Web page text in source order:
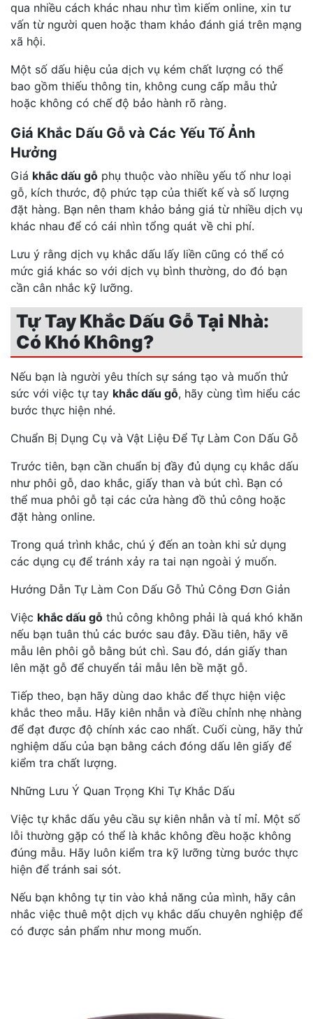
qua nhiều cách khác nhau như tìm kiếm online, xin tư
vấn từ người quen hoặc tham khảo đánh giá trên mạng
xã hội.
Một số dấu hiệu của dịch vụ kém chất lượng có thể
bao gồm thiếu thông tin, không cung cấp mẫu thử
hoặc không có chế độ bảo hành rõ ràng.
Giá Khắc Dấu Gỗ và Các Yếu Tố Ảnh
Hưởng
Giá khắc dấu gỗ phụ thuộc vào nhiều yếu tố như loại
gỗ, kích thước, độ phức tạp của thiết kế và số lượng
đặt hàng. Bạn nên tham khảo bảng giá từ nhiều dịch vụ
khác nhau để có cái nhìn tổng quát về chi phí.
Lưu ý rằng dịch vụ khắc dấu lấy liền cũng có thể có
mức giá khác so với dịch vụ bình thường, do đó bạn
cần cân nhắc kỹ lưỡng.
Tự Tay Khắc Dấu Gỗ Tại Nhà:
Có Khó Không?
Nếu bạn là người yêu thích sự sáng tạo và muốn thử
sức với việc tự tay khắc dấu gỗ, hãy cùng tìm hiểu các
bước thực hiện nhé.
Chuẩn Bị Dụng Cụ và Vật Liệu Để Tự Làm Con Dấu Gỗ
Trước tiên, bạn cần chuẩn bị đầy đủ dụng cụ khắc dấu
như phôi gỗ, dao khắc, giấy than và bút chì. Bạn có
thể mua phôi gỗ tại các cửa hàng đồ thủ công hoặc
đặt hàng online.
Trong quá trình khắc, chú ý đến an toàn khi sử dụng
các dụng cụ để tránh xảy ra tai nạn ngoài ý muốn.
Hướng Dẫn Tự Làm Con Dấu Gỗ Thủ Công Đơn Giản
Việc khắc dấu gỗ thủ công không phải là quá khó khăn
nếu bạn tuân thủ các bước sau đây. Đầu tiên, hãy vẽ
mẫu lên phôi gỗ bằng bút chì. Sau đó, dán giấy than
lên mặt gỗ để chuyển tải mẫu lên bề mặt gỗ.
Tiếp theo, bạn hãy dùng dao khắc để thực hiện việc
khắc theo mẫu. Hãy kiên nhẫn và điều chỉnh nhẹ nhàng
để đạt được độ chính xác cao nhất. Cuối cùng, hãy thử
nghiệm dấu của bạn bằng cách đóng dấu lên giấy để
kiểm tra chất lượng.
Những Lưu Ý Quan Trọng Khi Tự Khắc Dấu
Việc tự khắc dấu yêu cầu sự kiên nhẫn và tỉ mỉ. Một số
lỗi thường gặp có thể là khắc không đều hoặc không
đúng mẫu. Hãy luôn kiểm tra kỹ lưỡng từng bước thực
hiện để tránh sai sót.
Nếu bạn không tự tin vào khả năng của mình, hãy cân
nhắc việc thuê một dịch vụ khắc dấu chuyên nghiệp để
có được sản phẩm như mong muốn.